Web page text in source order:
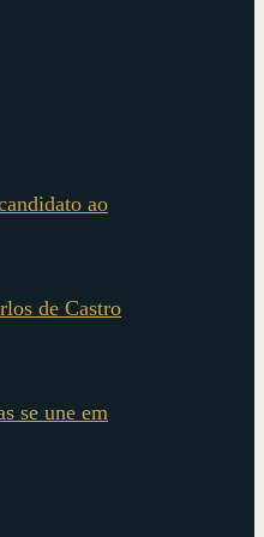
ao
de Castro
se une em